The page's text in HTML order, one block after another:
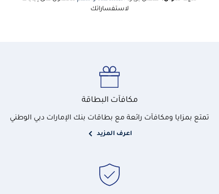
لاستفساراتك
مكافآت البطاقة
تمتع بمزايا ومكافآت رائعة مع بطاقات بنك الإمارات دبي الوطني
اعرف المزيد